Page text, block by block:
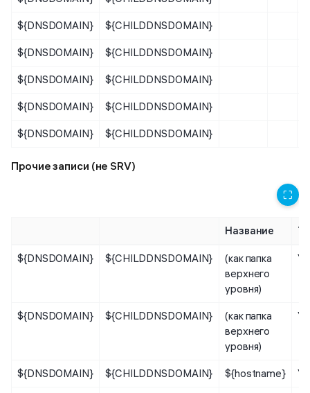
${DNSDOMAIN} ${CHILDDNSDOMAIN}
${DNSDOMAIN} ${CHILDDNSDOMAIN}
${DNSDOMAIN} ${CHILDDNSDOMAIN}
${DNSDOMAIN} ${CHILDDNSDOMAIN}
${DNSDOMAIN} ${CHILDDNSDOMAIN}
Прочие записи (не SRV)
⛶
Название
${DNSDOMAIN} ${CHILDDNSDOMAIN}
(как папка
верхнего
уровня)
${DNSDOMAIN} ${CHILDDNSDOMAIN}
(как папка
верхнего
уровня)
${DNSDOMAIN} ${CHILDDNSDOMAIN} ${hostname}